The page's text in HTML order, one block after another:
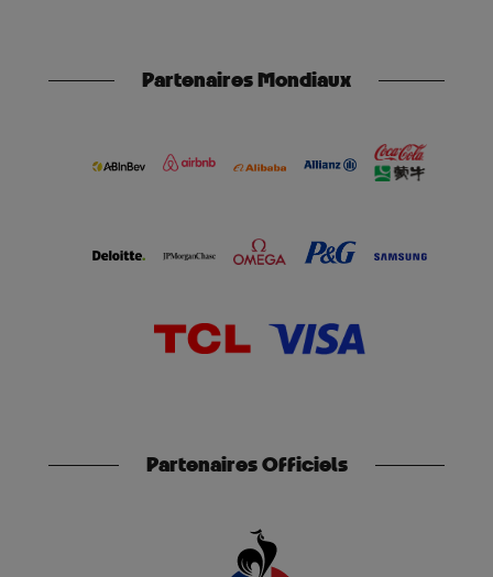
Partenaires Mondiaux
Partenaires Officiels